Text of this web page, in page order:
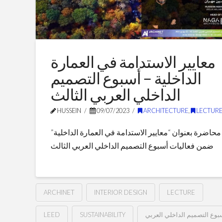
معايير الاستدامة في العمارة
الداخلية – أسبوع التصميم
الداخلي العربي الثالث
HUSSEIN 09/07/2023 ARCHITECTURE,
محاضرة بعنوان “معايير الاستدامة في العمارة الداخلية”
ضمن فعاليات أسبوع التصميم الداخلي العربي الثالث
ARCHINET INTERIOR DESIGN LECTURE
LEED SUSTAINABILITY التصميم الداخلي العربي